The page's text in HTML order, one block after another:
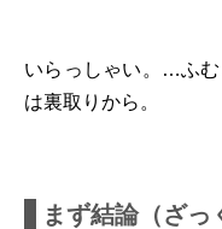
いらっしゃい。…ふむ
は裏取りから。
まず結論（ざっ